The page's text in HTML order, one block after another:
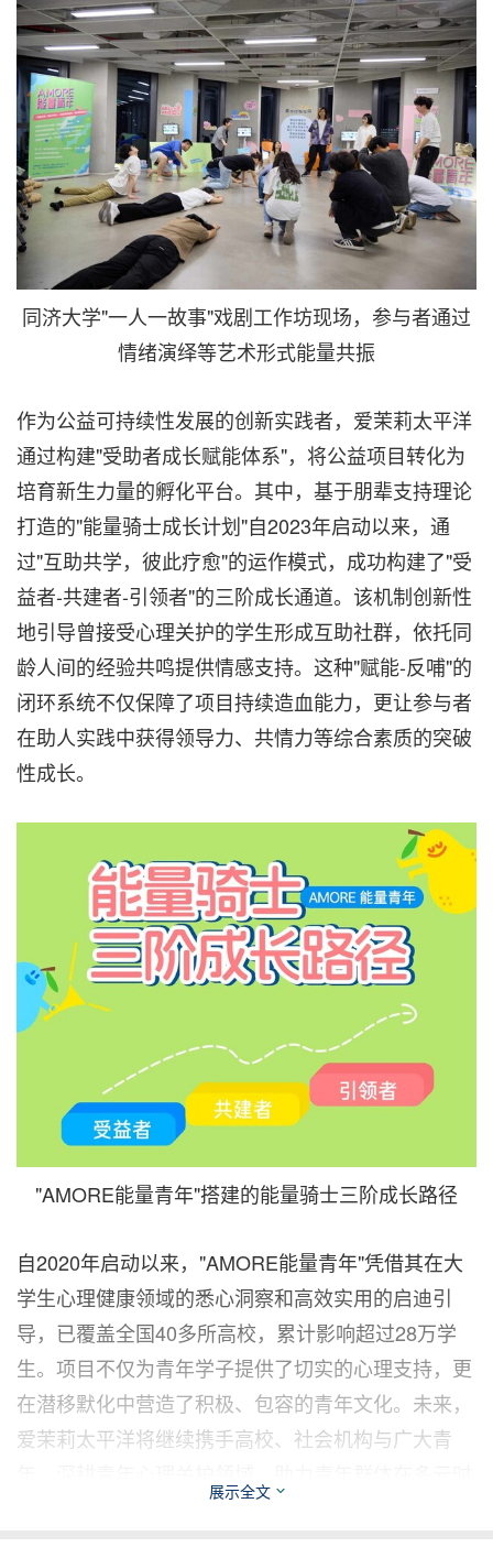
同济大学"一人一故事"戏剧工作坊现场，参与者通过
情绪演绎等艺术形式能量共振
作为公益可持续性发展的创新实践者，爱茉莉太平洋
通过构建"受助者成长赋能体系"，将公益项目转化为
培育新生力量的孵化平台。其中，基于朋辈支持理论
打造的"能量骑士成长计划"自2023年启动以来，通
过"互助共学，彼此疗愈"的运作模式，成功构建了"受
益者-共建者-引领者"的三阶成长通道。该机制创新性
地引导曾接受心理关护的学生形成互助社群，依托同
龄人间的经验共鸣提供情感支持。这种"赋能-反哺"的
闭环系统不仅保障了项目持续造血能力，更让参与者
在助人实践中获得领导力、共情力等综合素质的突破
性成长。
"AMORE能量青年"搭建的能量骑士三阶成长路径
自2020年启动以来，"AMORE能量青年"凭借其在大
学生心理健康领域的悉心洞察和高效实用的启迪引
导，已覆盖全国40多所高校，累计影响超过28万学
生。项目不仅为青年学子提供了切实的心理支持，更
在潜移默化中营造了积极、包容的青年文化。未来，
爱茉莉太平洋将继续携手高校、社会机构与广大青
代背景下发现自我独特价值，将每个人独特的"真我
展示全文